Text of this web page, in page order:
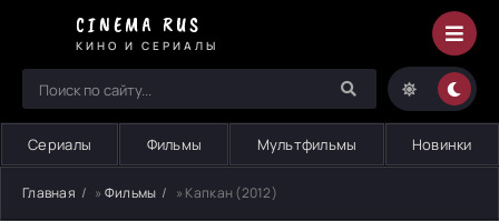
CINEMA RUS
КИНО И СЕРИАЛЫ
Сериалы Фильмы Мультфильмы Новинки
Главная » Фильмы » Капкан (2012)